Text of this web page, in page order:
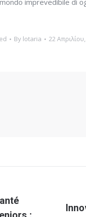
imprevedibile di
By lotaria 22
Next